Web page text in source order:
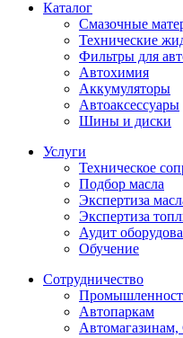
Каталог
Смазочные
Технические
Фильтры для
Автохимия
Аккумуляторы
Автоаксессуары
Шины и диски
Услуги
Техническое
Подбор масла
Экспертиза
Экспертиза
Аудит
Обучение
Сотрудничество
Автопаркам